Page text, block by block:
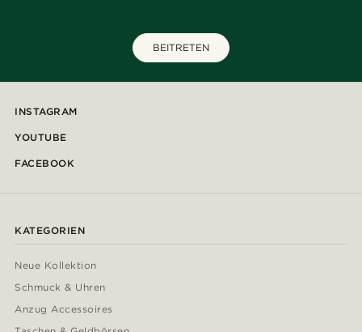
BEITRETEN
INSTAGRAM
YOUTUBE
FACEBOOK
KATEGORIEN
Neue Kollektion
Schmuck & Uhren
Anzug Accessoires